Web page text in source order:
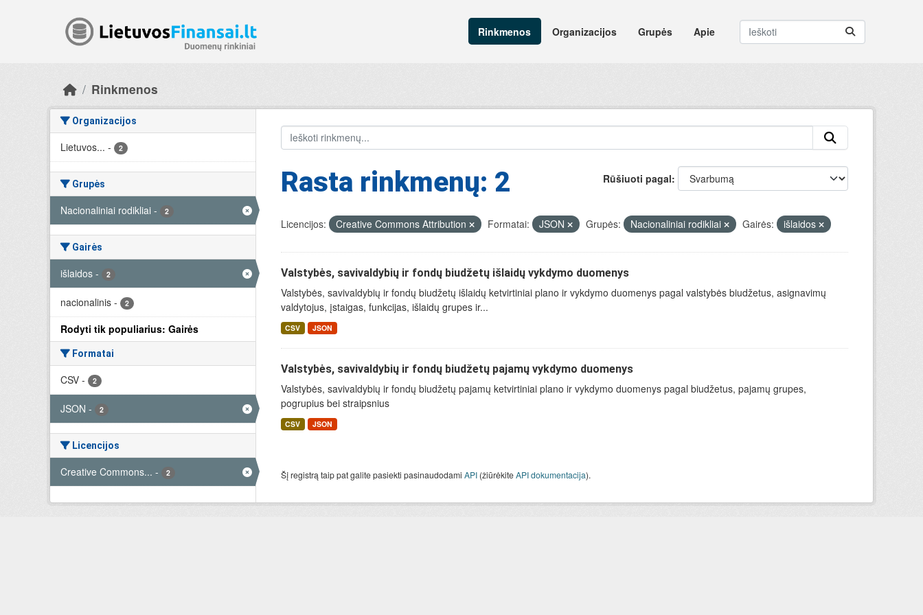
Rinkmenos
Organizacijos Grupės Apie
Rinkmenos
Organizacijos
Lietuvos... - 2
Grupės
Nacionaliniai rodikliai - 2
Gairės
išlaidos - 2
nacionalinis - 2
Rodyti tik populiarius: Gairės
Formatai
CSV - 2
JSON - 2
Licencijos
Creative Commons... - 2
Rūšiuoti pagal
Rasta rinkmenų: 2
Licencijos: Creative Commons Attribution Formatai: JSON Grupės: Nacionaliniai rodikliai Gairės: išlaidos
Valstybės, savivaldybių ir fondų biudžetų išlaidų vykdymo duomenys
Valstybės, savivaldybių ir fondų biudžetų išlaidų ketvirtiniai plano ir vykdymo duomenys pagal valstybės biudžetus, asignavimų
valdytojus, įstaigas, funkcijas, išlaidų grupes ir...
CSV JSON
Valstybės, savivaldybių ir fondų biudžetų pajamų vykdymo duomenys
Valstybės, savivaldybių ir fondų biudžetų pajamų ketvirtiniai plano ir vykdymo duomenys pagal biudžetus, pajamų grupes,
pogrupius bei straipsnius
CSV JSON
Šį registrą taip pat galite pasiekti pasinaudodami API(žiūrėkiteAPI dokumentacija).